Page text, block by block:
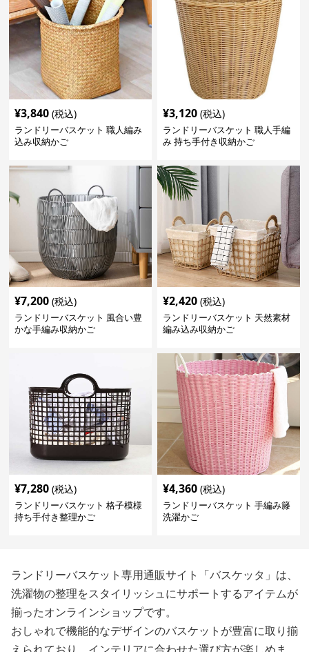
¥3,840 (税込)
ランドリーバスケット 職人編み
込み収納かご
¥3,120 (税込)
ランドリーバスケット 職人手編
み 持ち手付き収納かご
¥7,200 (税込)
ランドリーバスケット 風合い豊
かな手編み収納かご
¥2,420 (税込)
ランドリーバスケット 天然素材
編み込み収納かご
¥7,280 (税込)
ランドリーバスケット 格子模様
持ち手付き整理かご
¥4,360 (税込)
ランドリーバスケット 手編み籐
洗濯かご
ランドリーバスケット専用通販サイト「バスケッタ」は、
洗濯物の整理をスタイリッシュにサポートするアイテムが
揃ったオンラインショップです。
おしゃれで機能的なデザインのバスケットが豊富に取り揃
えられており、インテリアに合わせた選び方が楽しめま